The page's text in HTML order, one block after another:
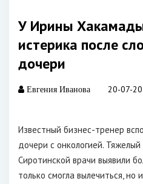
У Ирины
истерика после
дочери
Евгения Иванова 20-07-
Известный бизнес-тренер
дочери с онкологией.
Сиротинской врачи выявили
только смогла вылечиться, но